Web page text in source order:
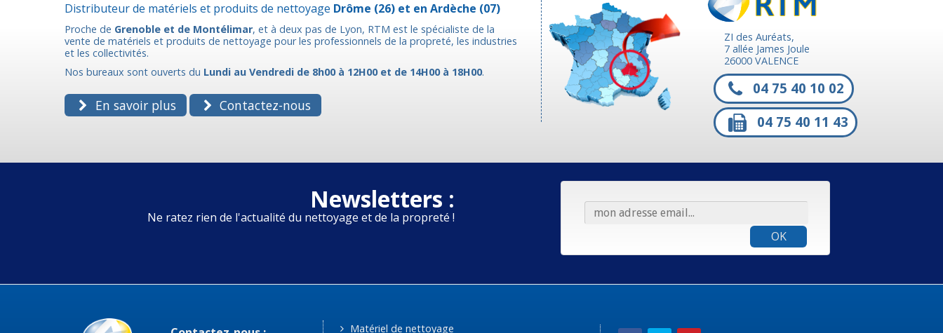
Distributeur de matériels et produits de nettoyage Drôme (26) et en Ardèche (07)
Proche de Grenoble et de Montélimar, et à deux pas de Lyon, RTM est le spécialiste de la
vente de matériels et produits de nettoyage pour les professionnels de la propreté, les industries
et les collectivités.
Nos bureaux sont ouverts du Lundi au Vendredi de 8h00 à 12H00 et de 14H00 à 18H00.
En savoir plus Contactez-nous
ZI des Auréats,
7 allée James Joule
26000 VALENCE
04 75 40 10 02
04 75 40 11 43
Newsletters :
Ne ratez rien de l'actualité du nettoyage et de la propreté !
OK
Matériel de nettoyage